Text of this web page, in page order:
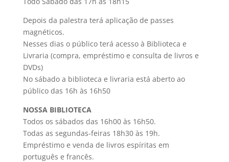
Depois da palestra terá aplicação de passes
magnéticos.
Nesses dias o público terá acesso à Biblioteca e
Livraria (compra, empréstimo e consulta de livros e
DVDs)
No sábado a biblioteca e livraria está aberto ao
público das 16h às 16h50
NOSSA BIBLIOTECA
Todos os sábados das 16h00 às 16h50.
Todas as segundas-feiras 18h30 às 19h.
Empréstimo e venda de livros espíritas em
português e francês.